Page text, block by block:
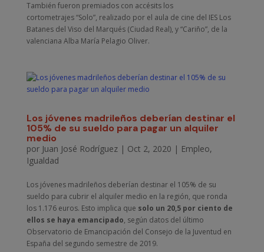
También fueron premiados con accésits los
cortometrajes “Solo”, realizado por el aula de cine del IES Los
Batanes del Viso del Marqués (Ciudad Real), y “Cariño”, de la
valenciana Alba María Pelagio Oliver.
Los jóvenes madrileños deberían destinar el
105% de su sueldo para pagar un alquiler
medio
por Juan José Rodríguez| Oct 2, 2020 | Empleo,
Igualdad
Los jóvenes madrileños deberían destinar el 105% de su
sueldo para cubrir el alquiler medio en la región, que ronda
los 1.176 euros. Esto implica que solo un 20,5 por ciento de
ellos se haya emancipado, según datos del último
Observatorio de Emancipación del Consejo de la Juventud en
España del segundo semestre de 2019.